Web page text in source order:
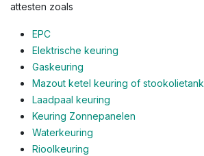
attesten zoals
EPC
Elektrische keuring
Gaskeuring
Mazout ketel keuring of stookolietank
Laadpaal keuring
Keuring Zonnepanelen
Waterkeuring
Rioolkeuring